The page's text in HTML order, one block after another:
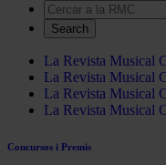
Search
La Revista Musical
La Revista Musical
La Revista Musical
La Revista Musical
Concursos i Premis